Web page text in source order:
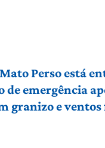
Perso está
de emergência
granizo e